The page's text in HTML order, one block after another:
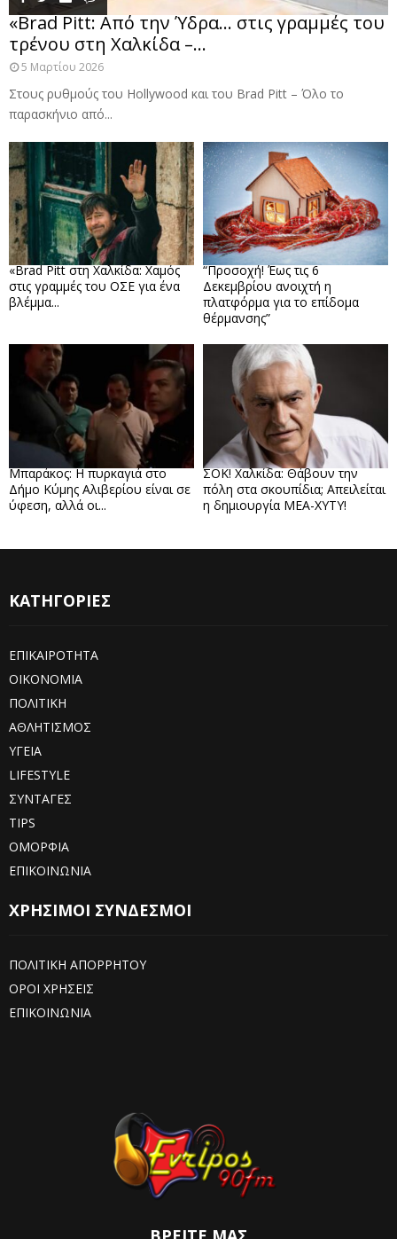
«Brad Pitt: Από την Ύδρα… στις γραμμές του
τρένου στη Χαλκίδα –...
5 Μαρτίου 2026
Στους ρυθμούς του Hollywood και του Brad Pitt – Όλο το
παρασκήνιο από...
«Brad Pitt στη Χαλκίδα: Χαμός
στις γραμμές του ΟΣΕ για ένα
βλέμμα...
“Προσοχή! Έως τις 6
Δεκεμβρίου ανοιχτή η
πλατφόρμα για το επίδομα
θέρμανσης”
Μπαράκος: Η πυρκαγιά στο
Δήμο Κύμης Αλιβερίου είναι σε
ύφεση, αλλά οι...
ΣΟΚ! Χαλκίδα: Θάβουν την
πόλη στα σκουπίδια; Απειλείται
η δημιουργία ΜΕΑ-ΧΥΤΥ!
ΚΑΤΗΓΟΡΙΕΣ
ΕΠΙΚΑΙΡΟΤΗΤΑ
ΟΙΚΟΝΟΜΙΑ
ΠΟΛΙΤΙΚΗ
ΑΘΛΗΤΙΣΜΟΣ
ΥΓΕΙΑ
LIFESTYLE
ΣΥΝΤΑΓΕΣ
TIPS
ΟΜΟΡΦΙΑ
ΕΠΙΚΟΙΝΩΝΙΑ
ΧΡΗΣΙΜΟΙ ΣΥΝΔΕΣΜΟΙ
ΠΟΛΙΤΙΚΗ ΑΠΟΡΡΗΤΟΥ
ΟΡΟΙ ΧΡΗΣΕΙΣ
ΕΠΙΚΟΙΝΩΝΙΑ